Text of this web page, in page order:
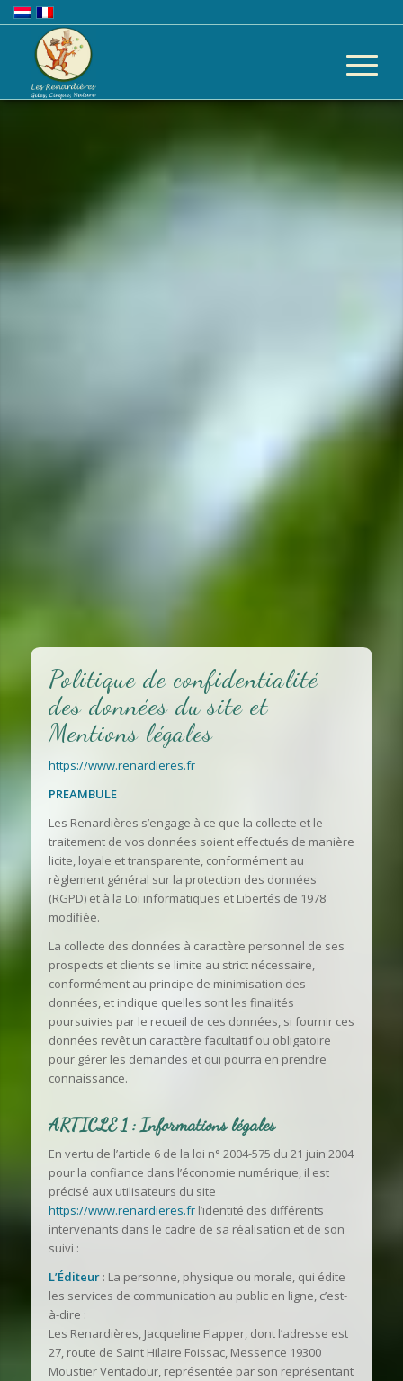
Politique de confidentialité
des données du site et
Mentions légales
https://www.renardieres.fr
PREAMBULE
Les Renardières s’engage à ce que la collecte et le
traitement de vos données soient effectués de manière
licite, loyale et transparente, conformément au
règlement général sur la protection des données
(RGPD) et à la Loi informatiques et Libertés de 1978
modifiée.
La collecte des données à caractère personnel de ses
prospects et clients se limite au strict nécessaire,
conformément au principe de minimisation des
données, et indique quelles sont les finalités
poursuivies par le recueil de ces données, si fournir ces
données revêt un caractère facultatif ou obligatoire
pour gérer les demandes et qui pourra en prendre
connaissance.
ARTICLE 1 : Informations légales
En vertu de l’article 6 de la loi n° 2004-575 du 21 juin 2004
pour la confiance dans l’économie numérique, il est
précisé aux utilisateurs du site
https://www.renardieres.fr l’identité des différents
intervenants dans le cadre de sa réalisation et de son
suivi :
L’Éditeur : La personne, physique ou morale, qui édite
les services de communication au public en ligne, c’est-
à-dire :
Les Renardières, Jacqueline Flapper, dont l’adresse est
27, route de Saint Hilaire Foissac, Messence 19300
Moustier Ventadour, représentée par son représentant